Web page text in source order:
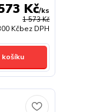
1 573 Kč
Kč/ks
Kčbez DPH